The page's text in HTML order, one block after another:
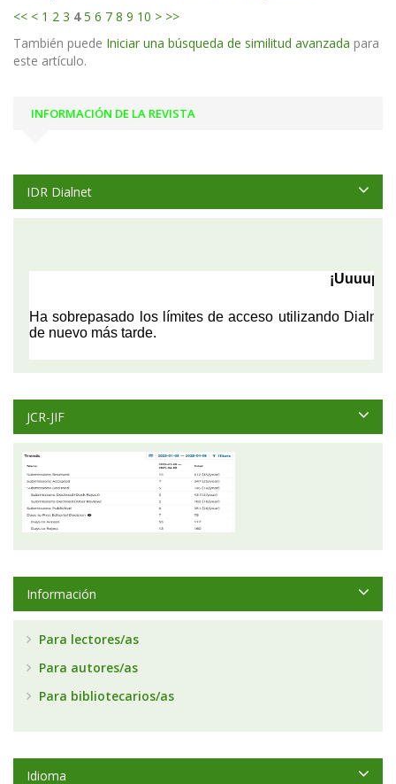
<< < 1 2 3 4 5 6 7 8 9 10 > >>
También puede Iniciar una búsqueda de similitud avanzada para
este artículo.
INFORMACIÓN DE LA REVISTA
IDR Dialnet
JCR-JIF
Información
Para lectores/as
Para autores/as
Para bibliotecarios/as
Idioma